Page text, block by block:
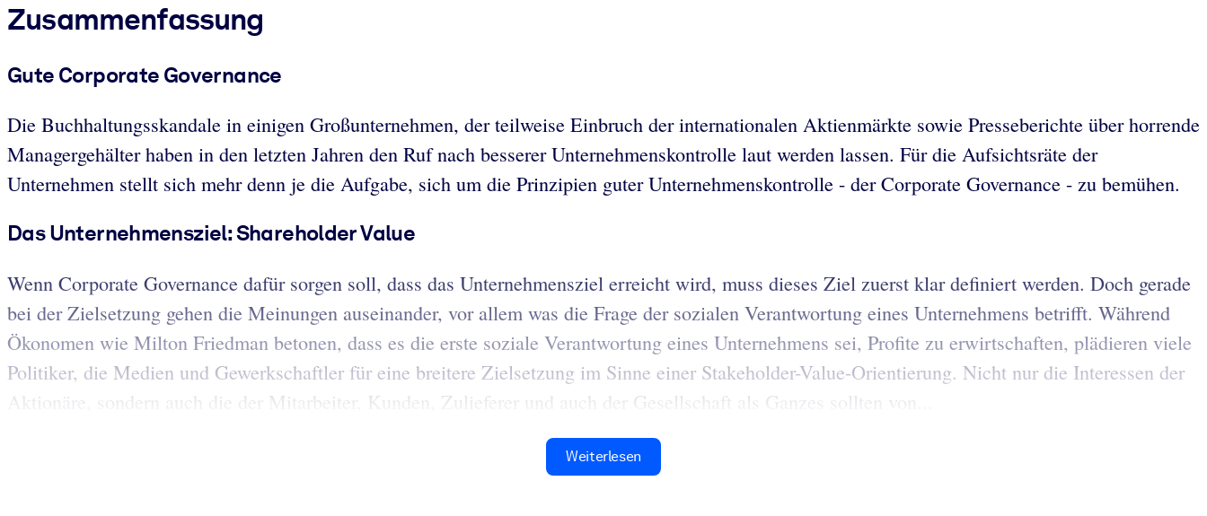
Zusammenfassung
Gute Corporate Governance
Die Buchhaltungsskandale in einigen Großunternehmen, der teilweise Einbruch der internationalen Aktienmärkte sowie Presseberichte über horrende
Managergehälter haben in den letzten Jahren den Ruf nach besserer Unternehmenskontrolle laut werden lassen. Für die Aufsichtsräte der
Unternehmen stellt sich mehr denn je die Aufgabe, sich um die Prinzipien guter Unternehmenskontrolle - der Corporate Governance - zu bemühen.
Das Unternehmensziel: Shareholder Value
Wenn Corporate Governance dafür sorgen soll, dass das Unternehmensziel erreicht wird, muss dieses Ziel zuerst klar definiert werden. Doch gerade
bei der Zielsetzung gehen die Meinungen auseinander, vor allem was die Frage der sozialen Verantwortung eines Unternehmens betrifft. Während
Ökonomen wie Milton Friedman betonen, dass es die erste soziale Verantwortung eines Unternehmens sei, Profite zu erwirtschaften, plädieren viele
Politiker, die Medien und Gewerkschaftler für eine breitere Zielsetzung im Sinne einer Stakeholder-Value-Orientierung. Nicht nur die Interessen der
Aktionäre, sondern auch die der Mitarbeiter, Kunden, Zulieferer und auch der Gesellschaft als Ganzes sollten von...
Weiterlesen